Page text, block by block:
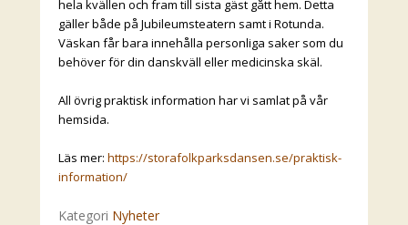
hela kvällen och fram till sista gäst gått hem. Detta
gäller både på Jubileumsteatern samt i Rotunda.
Väskan får bara innehålla personliga saker som du
behöver för din danskväll eller medicinska skäl.
All övrig praktisk information har vi samlat på vår
hemsida.
Läs mer: https://storafolkparksdansen.se/praktisk-
information/
Kategori Nyheter